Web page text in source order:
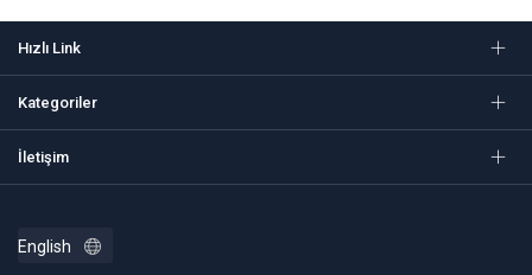
Hızlı Link
Kategoriler
İletişim
English